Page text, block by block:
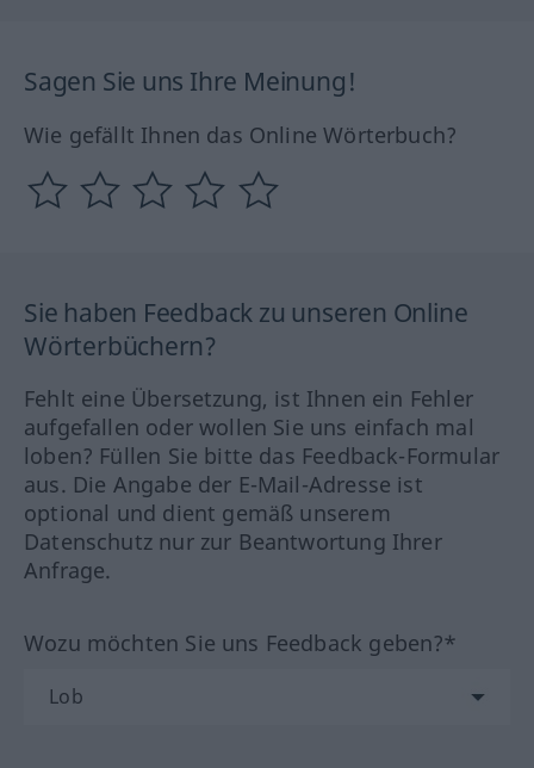
Sagen Sie uns Ihre Meinung!
Wie gefällt Ihnen das Online Wörterbuch?
Sie haben Feedback zu unseren Online
Wörterbüchern?
Fehlt eine Übersetzung, ist Ihnen ein Fehler
aufgefallen oder wollen Sie uns einfach mal
loben? Füllen Sie bitte das Feedback-Formular
aus. Die Angabe der E-Mail-Adresse ist
optional und dient gemäß unserem
Datenschutz nur zur Beantwortung Ihrer
Anfrage.
Wozu möchten Sie uns Feedback geben?*